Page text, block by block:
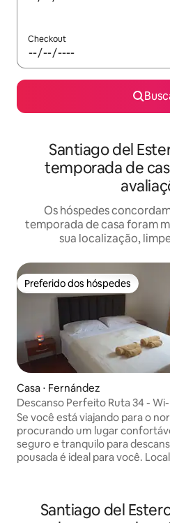
Checkout
Santiago del
temporada de
Os hóspedes
temporada de casa foram
sua localização,
Preferido dos hóspedes
Preferido dos hóspedes
Casa ⋅ Fernández
Descanso Perfeito Ruta 34 - Wi-
Pessoas
Se você está viajando para o
procurando um lugar
seguro e tranquilo para
pousada é ideal para você.
confortável, limpo e bem
Santiago del